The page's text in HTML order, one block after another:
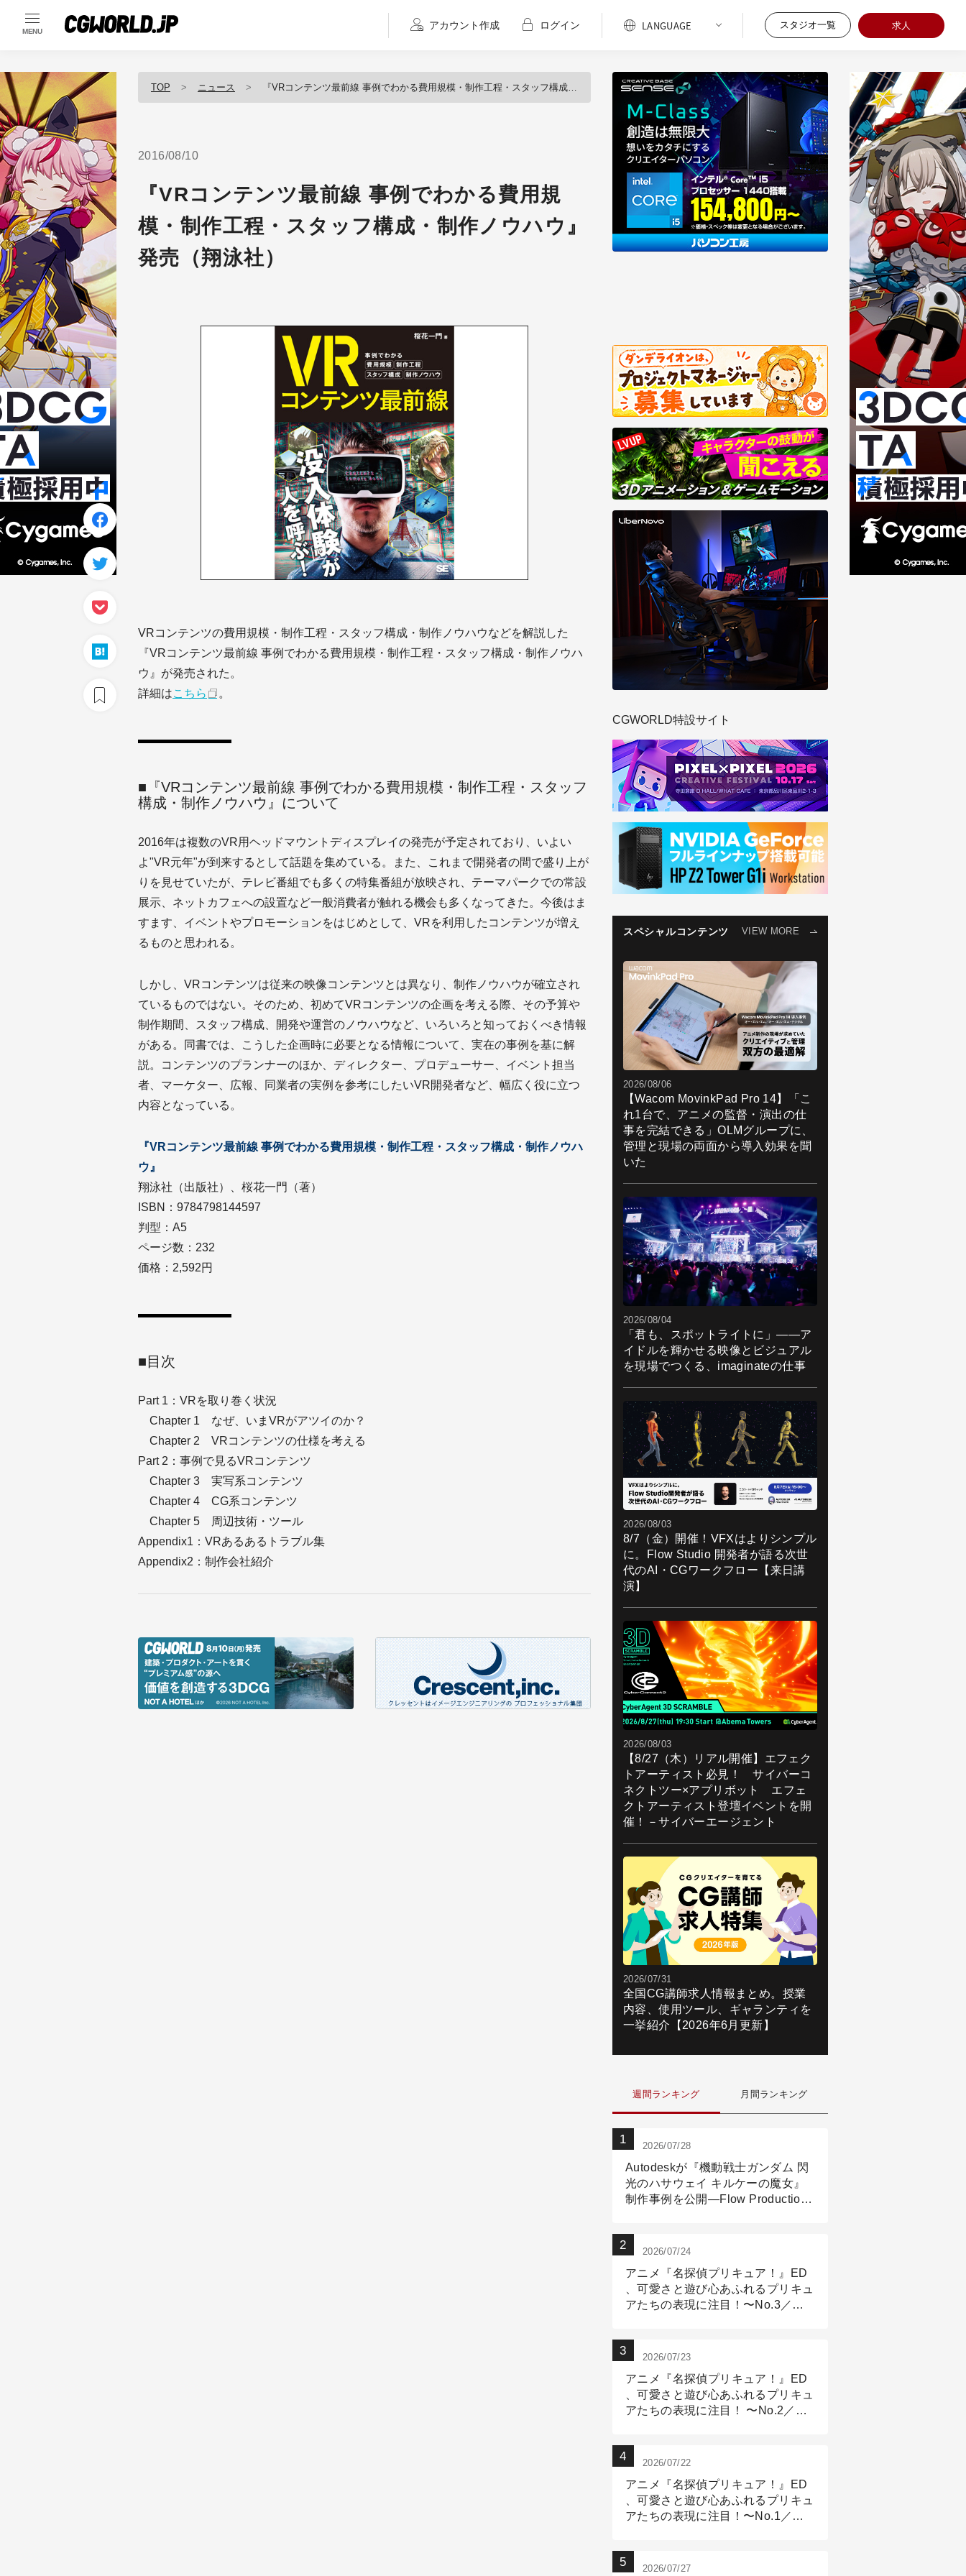
MENU
アカウント作成 ログイン スタジオ一覧 求人
TOP ニュース 『VRコンテンツ最前線 事例でわかる費用規模・制作工程・スタッフ構成・制作ノウハウ』発売（翔泳社）
2016/08/10
『VRコンテンツ最前線 事例でわかる費用規
模・制作工程・スタッフ構成・制作ノウハウ』
発売（翔泳社）
VRコンテンツの費用規模・制作工程・スタッフ構成・制作ノウハウなどを解説した
『VRコンテンツ最前線 事例でわかる費用規模・制作工程・スタッフ構成・制作ノウハ
ウ』が発売された。
詳細はこちら 。
■『VRコンテンツ最前線 事例でわかる費用規模・制作工程・スタッフ
構成・制作ノウハウ』について
2016年は複数のVR用ヘッドマウントディスプレイの発売が予定されており、いよい
よ"VR元年"が到来するとして話題を集めている。また、これまで開発者の間で盛り上が
りを見せていたが、テレビ番組でも多くの特集番組が放映され、テーマパークでの常設
展示、ネットカフェへの設置など一般消費者が触れる機会も多くなってきた。今後はま
すます、イベントやプロモーションをはじめとして、VRを利用したコンテンツが増え
るものと思われる。
しかし、VRコンテンツは従来の映像コンテンツとは異なり、制作ノウハウが確立され
ているものではない。そのため、初めてVRコンテンツの企画を考える際、その予算や
制作期間、スタッフ構成、開発や運営のノウハウなど、いろいろと知っておくべき情報
がある。同書では、こうした企画時に必要となる情報について、実在の事例を基に解
説。コンテンツのプランナーのほか、ディレクター、プロデューサー、イベント担当
者、マーケター、広報、同業者の実例を参考にしたいVR開発者など、幅広く役に立つ
内容となっている。
『VRコンテンツ最前線 事例でわかる費用規模・制作工程・スタッフ構成・制作ノウハ
ウ』
翔泳社（出版社）、桜花一門（著）
ISBN：9784798144597
判型：A5
ページ数：232
価格：2,592円
■目次
Part 1：VRを取り巻く状況
Chapter 1 なぜ、いまVRがアツイのか？
Chapter 2 VRコンテンツの仕様を考える
Part 2：事例で見るVRコンテンツ
Chapter 3 実写系コンテンツ
Chapter 4 CG系コンテンツ
Chapter 5 周辺技術・ツール
Appendix1：VRあるあるトラブル集
Appendix2：制作会社紹介
CGWORLD特設サイト
スペシャルコンテンツ VIEW MORE
2026/08/06
【Wacom MovinkPad Pro 14】「こ
れ1台で、アニメの監督・演出の仕
事を完結できる」OLMグループに、
管理と現場の両面から導入効果を聞
いた
2026/08/04
「君も、スポットライトに」――ア
イドルを輝かせる映像とビジュアル
を現場でつくる、imaginateの仕事
2026/08/03
8/7（金）開催！VFXはよりシンプル
に。Flow Studio 開発者が語る次世
代のAI・CGワークフロー【来日講
演】
2026/08/03
【8/27（木）リアル開催】エフェク
トアーティスト必見！ サイバーコ
ネクトツー×アプリボット エフェ
クトアーティスト登壇イベントを開
催！－サイバーエージェント
2026/07/31
全国CG講師求人情報まとめ。授業
内容、使用ツール、ギャランティを
一挙紹介【2026年6月更新】
週間ランキング 月間ランキング
2026/07/28
Autodeskが『機動戦士ガンダム 閃
光のハサウェイ キルケーの魔女』
制作事例を公開―Flow Production
2026/07/24
アニメ『名探偵プリキュア！』ED
、可愛さと遊び心あふれるプリキュ
アたちの表現に注目！〜No.3／ア
2026/07/23
アニメ『名探偵プリキュア！』ED
、可愛さと遊び心あふれるプリキュ
アたちの表現に注目！ 〜No.2／モ
2026/07/22
アニメ『名探偵プリキュア！』ED
、可愛さと遊び心あふれるプリキュ
アたちの表現に注目！〜No.1／演
2026/07/27